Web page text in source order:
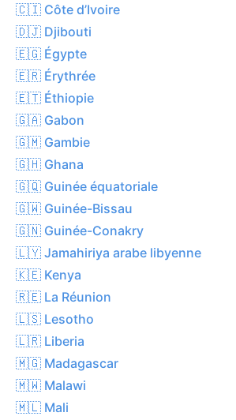
🇨🇮 Côte d’Ivoire
🇩🇯 Djibouti
🇪🇬 Égypte
🇪🇷 Érythrée
🇪🇹 Éthiopie
🇬🇦 Gabon
🇬🇲 Gambie
🇬🇭 Ghana
🇬🇶 Guinée équatoriale
🇬🇼 Guinée-Bissau
🇬🇳 Guinée-Conakry
🇱🇾 Jamahiriya arabe libyenne
🇰🇪 Kenya
🇷🇪 La Réunion
🇱🇸 Lesotho
🇱🇷 Liberia
🇲🇬 Madagascar
🇲🇼 Malawi
🇲🇱 Mali